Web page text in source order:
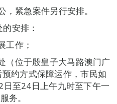
紧急案件另行安排。
安排：
工作；
（位于殷皇子大马路澳门广
约方式保障运作，市民如
至24日上午九时至下午一
务。